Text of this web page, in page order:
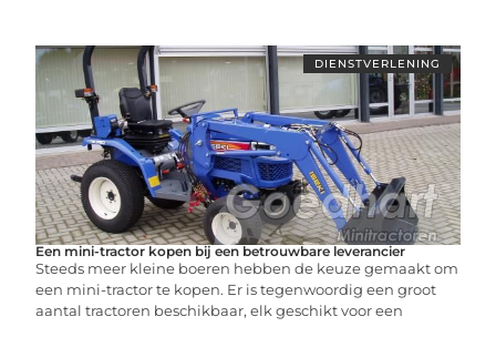
DIENSTVERLENING
Een mini-tractor kopen bij een betrouwbare leverancier
Steeds meer kleine boeren hebben de keuze gemaakt om
een mini-tractor te kopen. Er is tegenwoordig een groot
aantal tractoren beschikbaar, elk geschikt voor een